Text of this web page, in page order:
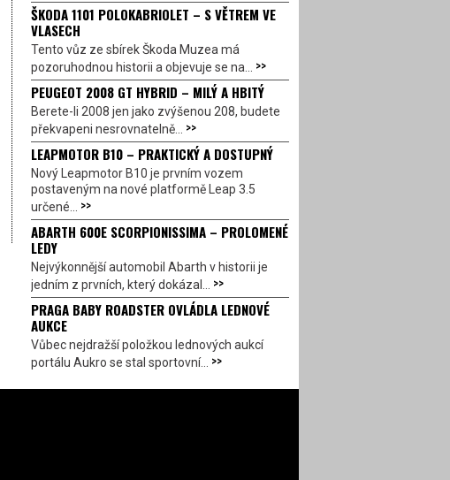
ŠKODA 1101 POLOKABRIOLET – S VĚTREM VE
VLASECH
Tento vůz ze sbírek Škoda Muzea má
pozoruhodnou historii a objevuje se na... >>
PEUGEOT 2008 GT HYBRID – MILÝ A HBITÝ
Berete-li 2008 jen jako zvýšenou 208, budete
překvapeni nesrovnatelně... >>
LEAPMOTOR B10 – PRAKTICKÝ A DOSTUPNÝ
Nový Leapmotor B10 je prvním vozem
postaveným na nové platformě Leap 3.5
určené... >>
ABARTH 600E SCORPIONISSIMA – PROLOMENÉ
LEDY
Nejvýkonnější automobil Abarth v historii je
jedním z prvních, který dokázal... >>
PRAGA BABY ROADSTER OVLÁDLA LEDNOVÉ
AUKCE
Vůbec nejdražší položkou lednových aukcí
portálu Aukro se stal sportovní... >>